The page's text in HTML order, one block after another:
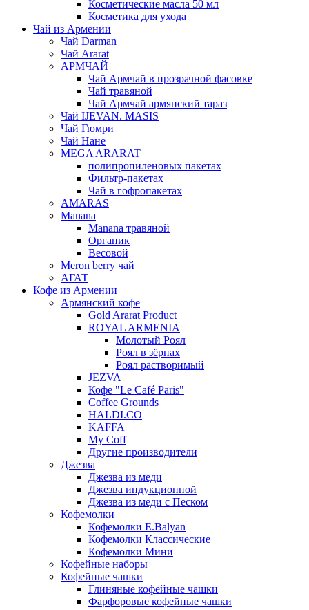
Косметические масла 50 мл
Косметика для ухода
Чай из Армении
Чай Darman
Чай Ararat
АРМЧАЙ
Чай Армчай в прозрачной фасовке
Чай травяной
Чай Армчай армянский тараз
Чай IJEVAN. MASIS
Чай Гюмри
Чай Нане
MEGA ARARAT
полипропиленовых пакетах
Фильтр-пакетах
Чай в гофропакетах
AMARAS
Manana
Manana травяной
Органик
Весовой
Meron berry чай
АГАТ
Кофе из Армении
Армянский кофе
Gold Ararat Product
ROYAL ARMENIA
Молотый Роял
Роял в зёрнах
Роял растворимый
JEZVA
Кофе "Le Café Paris"
Coffee Grounds
HALDI.CO
KAFFA
My Coff
Другие производители
Джезва
Джезва из меди
Джезва индукционной
Джезва из меди с Песком
Кофемолки
Кофемолки E.Balyan
Кофемолки Классические
Кофемолки Мини
Кофейные наборы
Кофейные чашки
Глиняные кофейные чашки
Фарфоровые кофейные чашки